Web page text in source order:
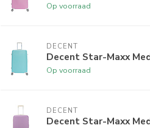
Op voorraad
DECENT
Decent Star-Maxx
Op voorraad
DECENT
Decent Star-Maxx